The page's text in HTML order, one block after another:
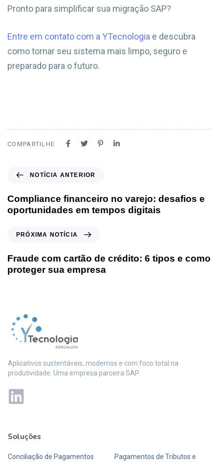
Pronto para simplificar sua migração SAP?
Entre em contato com a YTecnologia e descubra
como tornar seu sistema mais limpo, seguro e
preparado para o futuro.
COMPARTILHE
NOTÍCIA ANTERIOR
Compliance financeiro no varejo: desafios e
oportunidades em tempos digitais
PRÓXIMA NOTÍCIA
Fraude com cartão de crédito: 6 tipos e como
proteger sua empresa
Aplicativos sustentáveis, modernos e com foco total na
produtividade. Uma empresa parceira SAP.
Soluções
Conciliação de Pagamentos Pagamentos de Tributos e